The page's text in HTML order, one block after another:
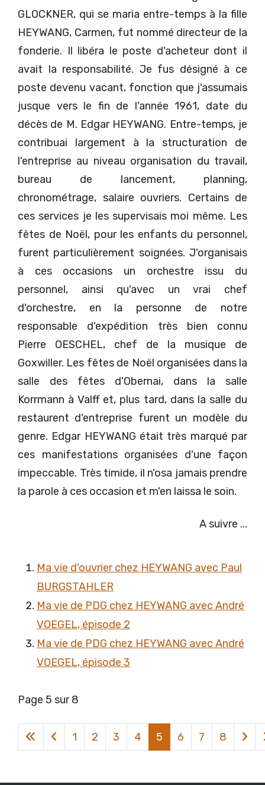
GLOCKNER, qui se maria entre-temps à la fille
HEYWANG, Carmen, fut nommé directeur de la
fonderie. Il libéra le poste d'acheteur dont il
avait la responsabilité. Je fus désigné à ce
poste devenu vacant, fonction que j'assumais
jusque vers le fin de l'année 1961, date du
décès de M. Edgar HEYWANG. Entre-temps, je
contribuai largement à la structuration de
l'entreprise au niveau organisation du travail,
bureau de lancement, planning,
chronométrage, salaire ouvriers. Certains de
ces services je les supervisais moi même. Les
fêtes de Noël, pour les enfants du personnel,
furent particulièrement soignées. J'organisais
à ces occasions un orchestre issu du
personnel, ainsi qu'avec un vrai chef
d'orchestre, en la personne de notre
responsable d'expédition très bien connu
Pierre OESCHEL, chef de la musique de
Goxwiller. Les fêtes de Noël organisées dans la
salle des fêtes d'Obernai, dans la salle
Korrmann à Valff et, plus tard, dans la salle du
restaurent d'entreprise furent un modèle du
genre. Edgar HEYWANG était très marqué par
ces manifestations organisées d'une façon
impeccable. Très timide, il n'osa jamais prendre
la parole à ces occasion et m'en laissa le soin.
A suivre ...
Ma vie d'ouvrier chez HEYWANG avec Paul
BURGSTAHLER
Ma vie de PDG chez HEYWANG avec André
VOEGEL, épisode 2
Ma vie de PDG chez HEYWANG avec André
VOEGEL, épisode 3
Page 5 sur 8
1 2 3 4 5 6 7 8